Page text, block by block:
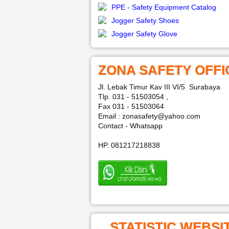
PPE - Safety Equipment Catalog
Jogger Safety Shoes
Jogger Safety Glove
ZONA SAFETY
Jl. Lebak Timur Kav III VI/5 Surabaya
Tlp. 031 - 51503054 ,
Fax 031 - 51503064
Email : zonasafety@yahoo.com
Contact - Whatsapp
HP. 081217218838